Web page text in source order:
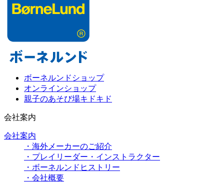
ボーネルンドショップ
オンラインショップ
親子のあそび場キドキド
会社案内
会社案内
・海外メーカーのご紹介
・プレイリーダー・インストラクター
・ボーネルンドヒストリー
・会社概要